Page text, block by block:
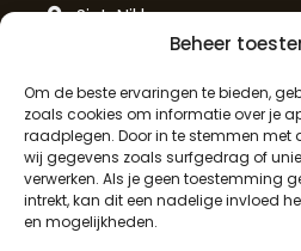
Beheer
Om de beste ervaringen te bieden,
zoals cookies om informatie over je
raadplegen. Door in te stemmen met
wij gegevens zoals surfgedrag of
verwerken. Als je geen toestemming
intrekt, kan dit een nadelige invloed
en mogelijkheden.
Sint-Niklaas
West-Vlaanderen
Alveringem
De Haan
Ieper
Knokke-Heist